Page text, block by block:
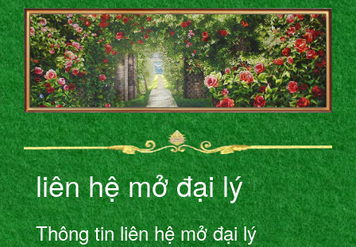
liên hệ mở đại lý
Thông tin liên hệ mở đại lý